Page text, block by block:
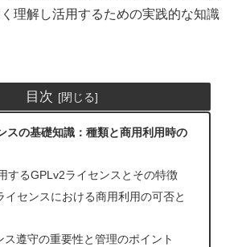
理解し活用するための実践的な知識
目次
スの基礎知識：種類と商用利用時の
するGPLv2ライセンスとその特徴
イセンスにおける商用利用の可否と
ス遵守の重要性と管理のポイント